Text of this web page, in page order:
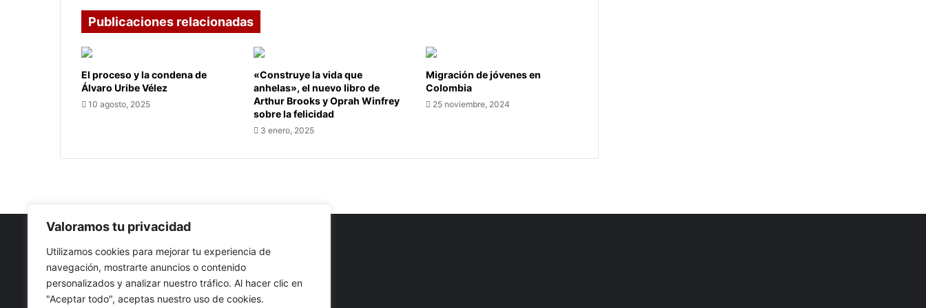
Valoramos tu privacidad
Utilizamos cookies para mejorar tu experiencia de
navegación, mostrarte anuncios o contenido
personalizados y analizar nuestro tráfico. Al hacer clic en
"Aceptar todo", aceptas nuestro uso de cookies.
Publicaciones relacionadas
El proceso y la condena de
Álvaro Uribe Vélez
10 agosto, 2025
«Construye la vida que
anhelas», el nuevo libro de
Arthur Brooks y Oprah Winfrey
sobre la felicidad
3 enero, 2025
Migración de jóvenes en
Colombia
25 noviembre, 2024
Nuestro propósito: Compartir opinión, actualidad y noticias
con la mejor calidad y sin censura.